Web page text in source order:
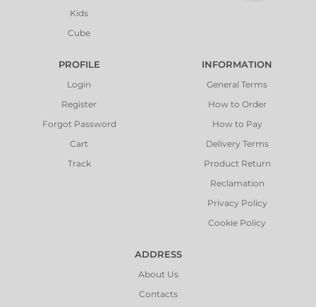
Kids
Cube
PROFILE
Login
Register
Forgot Password
Cart
Track
INFORMATION
General Terms
How to Order
How to Pay
Delivery Terms
Product Return
Reclamation
Privacy Policy
Cookie Policy
ADDRESS
About Us
Contacts